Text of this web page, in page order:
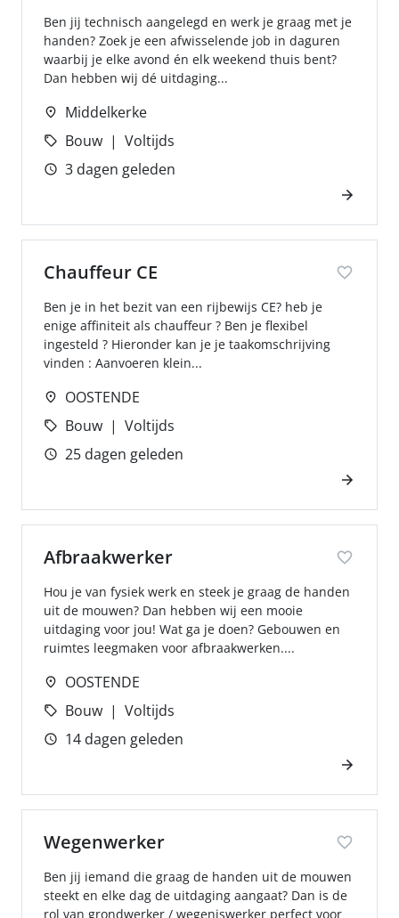
Ben jij technisch aangelegd en werk je graag met je
handen? Zoek je een afwisselende job in daguren
waarbij je elke avond én elk weekend thuis bent?
Dan hebben wij dé uitdaging...
Middelkerke
Bouw
Voltijds
3 dagen geleden
Chauffeur CE
Ben je in het bezit van een rijbewijs CE? heb je
enige affiniteit als chauffeur ? Ben je flexibel
ingesteld ? Hieronder kan je je taakomschrijving
vinden : Aanvoeren klein...
OOSTENDE
Bouw
Voltijds
25 dagen geleden
Afbraakwerker
Hou je van fysiek werk en steek je graag de handen
uit de mouwen? Dan hebben wij een mooie
uitdaging voor jou! Wat ga je doen? Gebouwen en
ruimtes leegmaken voor afbraakwerken....
OOSTENDE
Bouw
Voltijds
14 dagen geleden
Wegenwerker
Ben jij iemand die graag de handen uit de mouwen
steekt en elke dag de uitdaging aangaat? Dan is de
rol van grondwerker / wegeniswerker perfect voor